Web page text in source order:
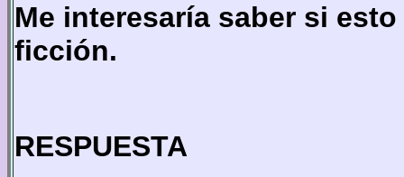
Me interesaría saber si
ficción.
RESPUESTA